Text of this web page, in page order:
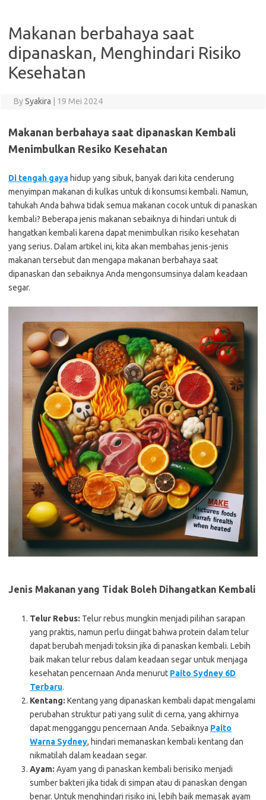
Makanan berbahaya saat
dipanaskan, Menghindari Risiko
Kesehatan
BySyakira 19 Mei 2024
Makanan berbahaya saat dipanaskan Kembali
Menimbulkan Resiko Kesehatan
Di tengah gaya hidup yang sibuk, banyak dari kita cenderung
menyimpan makanan di kulkas untuk di konsumsi kembali. Namun,
tahukah Anda bahwa tidak semua makanan cocok untuk di panaskan
kembali? Beberapa jenis makanan sebaiknya di hindari untuk di
hangatkan kembali karena dapat menimbulkan risiko kesehatan
yang serius. Dalam artikel ini, kita akan membahas jenis-jenis
makanan tersebut dan mengapa makanan berbahaya saat
dipanaskan dan sebaiknya Anda mengonsumsinya dalam keadaan
segar.
Jenis Makanan yang Tidak Boleh Dihangatkan Kembali
Telur Rebus: Telur rebus mungkin menjadi pilihan sarapan
yang praktis, namun perlu diingat bahwa protein dalam telur
dapat berubah menjadi toksin jika di panaskan kembali. Lebih
baik makan telur rebus dalam keadaan segar untuk menjaga
kesehatan pencernaan Anda menurut Paito Sydney 6D
Terbaru.
Kentang: Kentang yang dipanaskan kembali dapat mengalami
perubahan struktur pati yang sulit di cerna, yang akhirnya
dapat mengganggu pencernaan Anda. Sebaiknya Paito
Warna Sydney, hindari memanaskan kembali kentang dan
nikmatilah dalam keadaan segar.
Ayam: Ayam yang di panaskan kembali berisiko menjadi
sumber bakteri jika tidak di simpan atau di panaskan dengan
benar. Untuk menghindari risiko ini, lebih baik memasak ayam